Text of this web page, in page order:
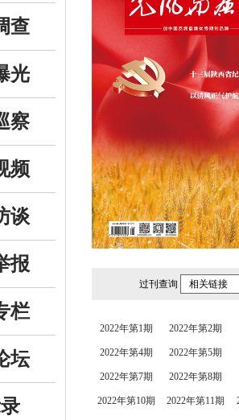
查
光
察
频
谈
报
栏
坛
过刊查询 相关链接
2022年第1期 2022年第2期
2022年第4期 2022年第5期
2022年第7期 2022年第8期
2022年第10期 2022年第11期